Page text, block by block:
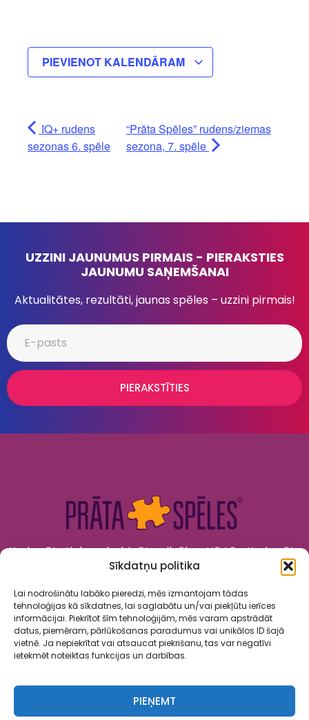
Sīkdatņu politika
Lai nodrošinātu labāko pieredzi, mēs izmantojam tādas
tehnoloģijas kā sīkdatnes, lai saglabātu un/vai piekļūtu ierīces
informācijai. Piekrītot šīm tehnoloģijām, mēs varam apstrādāt
datus, piemēram, pārlūkošanas paradumus vai unikālos ID šajā
vietnē. Ja nepiekrītat vai atsaucat piekrišanu, tas var negatīvi
ietekmēt noteiktas funkcijas un darbības.
PIEŅEMT
PIEVIENOT KALENDĀRAM
IQ+ rudens
sezonas 6. spēle
“Prāta Spēles” rudens/ziemas
sezona, 7. spēle
UZZINI JAUNUMUS PIRMAIS - PIERAKSTIES
JAUNUMU SAŅEMŠANAI
Aktualitātes, rezultāti, jaunas spēles – uzzini pirmais!
PIERAKSTĪTIES
Kad prāts tiek nodarbināts, cilvēks attīstās. Kad prāts
tiek izklaidēts, cilvēks jūtas priecīgs un laimīgs. “Prāta
Privātuma politikaLietošanas noteikumi